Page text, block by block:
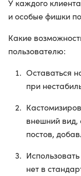
У каждого
и особые фишки
Какие
пользователю:
Оставаться
при
внешний вид,
постов,
нет в